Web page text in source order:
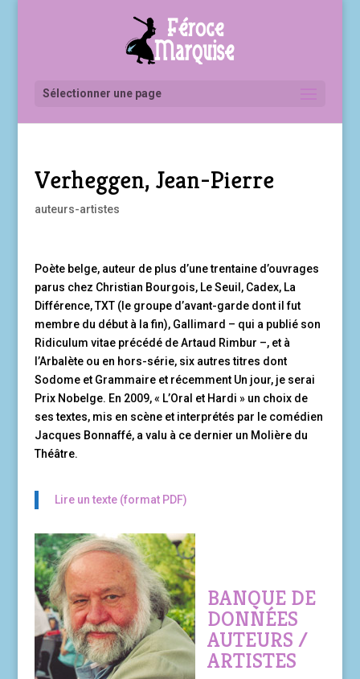
Sélectionner une page
Verheggen, Jean-Pierre
auteurs-artistes
Poète belge, auteur de plus d’une trentaine d’ouvrages
parus chez Christian Bourgois, Le Seuil, Cadex, La
Différence, TXT (le groupe d’avant-garde dont il fut
membre du début à la fin), Gallimard – qui a publié son
Ridiculum vitae précédé de Artaud Rimbur –, et à
l’Arbalète ou en hors-série, six autres titres dont
Sodome et Grammaire et récemment Un jour, je serai
Prix Nobelge. En 2009, « L’Oral et Hardi » un choix de
ses textes, mis en scène et interprétés par le comédien
Jacques Bonnaffé, a valu à ce dernier un Molière du
Théâtre.
Lire un texte (format PDF)
BANQUE DE
DONNÉES
AUTEURS /
ARTISTES